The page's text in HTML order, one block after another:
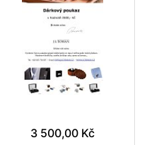
3 500,00 Kč